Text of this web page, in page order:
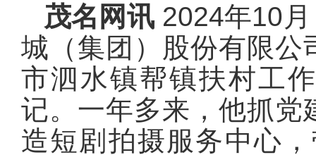
茂名网讯2024年10月
城（集团）股份有限公
市泗水镇帮镇扶村工
记。一年多来，他抓党
造短剧拍摄服务中心